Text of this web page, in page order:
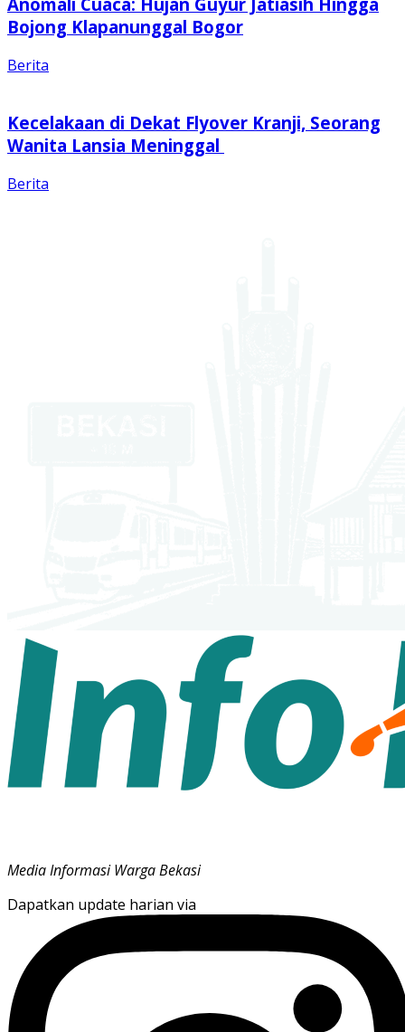
Bojong Klapanunggal Bogor
Berita
Kecelakaan di Dekat Flyover Kranji, Seorang
Wanita Lansia Meninggal
Berita
Media Informasi Warga Bekasi
Dapatkan update harian via